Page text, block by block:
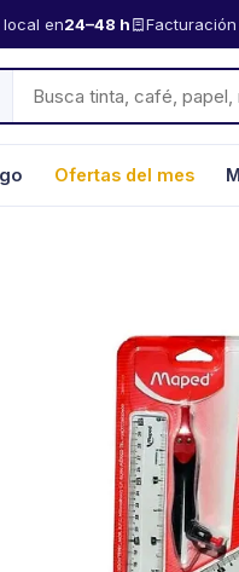
local en24–48 h Facturación
Ofertas del mes